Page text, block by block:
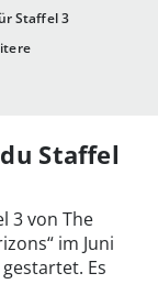
Staffel 3
Staffel
3 von The
im Juni
Es